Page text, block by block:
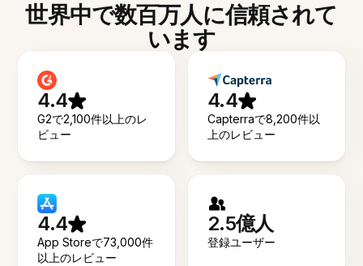
世界中で数百万人に信頼されて
います
4.4
G2で2,100件以上のレ
ビュー
4.4
Capterraで8,200件以
上のレビュー
4.4
App Storeで73,000件
以上のレビュー
2.5億人
登録ユーザー